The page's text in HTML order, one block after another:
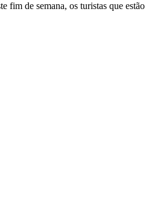
de semana, os turistas que